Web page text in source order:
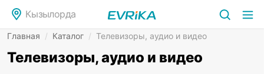
Кызылорда
Главная / Каталог / Телевизоры, аудио и видео
Телевизоры, аудио и видео